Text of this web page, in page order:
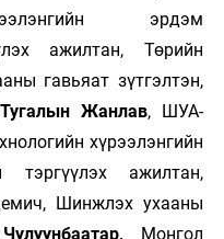
эрдэм
ажилтан, Төрийн
гавьяат зүтгэлтэн,
Тугалын Жанлав, ШУА-
хүрээлэнгийн
тэргүүлэх ажилтан,
Шинжлэх ухааны
Монгол